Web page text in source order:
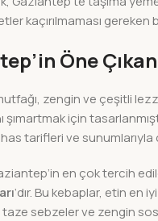
kaçırılmaması
Öne
zengin ve çeşitli
şımartmak için
tarifleri ve sunumlarıyla
en çok tercih
‘dır. Bu kebaplar, etin en
sebzeler ve zengin